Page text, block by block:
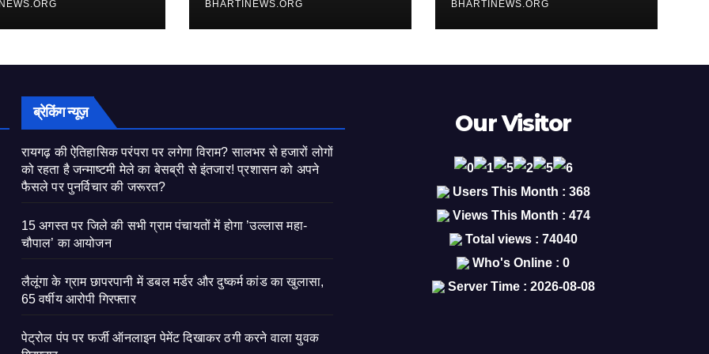
BHARTINEWS.ORG BHARTINEWS.ORG
ब्रेकिंग न्यूज़
रायगढ़ की ऐतिहासिक परंपरा पर लगेगा विराम? सालभर से हजारों लोगों
को रहता है जन्माष्टमी मेले का बेसब्री से इंतजार! प्रशासन को अपने
फैसले पर पुनर्विचार की जरूरत?
15 अगस्त पर जिले की सभी ग्राम पंचायतों में होगा ’उल्लास महा-
चौपाल’ का आयोजन
लैलूंगा के ग्राम छापरपानी में डबल मर्डर और दुष्कर्म कांड का खुलासा,
65 वर्षीय आरोपी गिरफ्तार
पेट्रोल पंप पर फर्जी ऑनलाइन पेमेंट दिखाकर ठगी करने वाला युवक
Our Visitor
Users This Month : 368
Views This Month : 474
Total views : 74040
Who's Online : 0
Server Time : 2026-08-08